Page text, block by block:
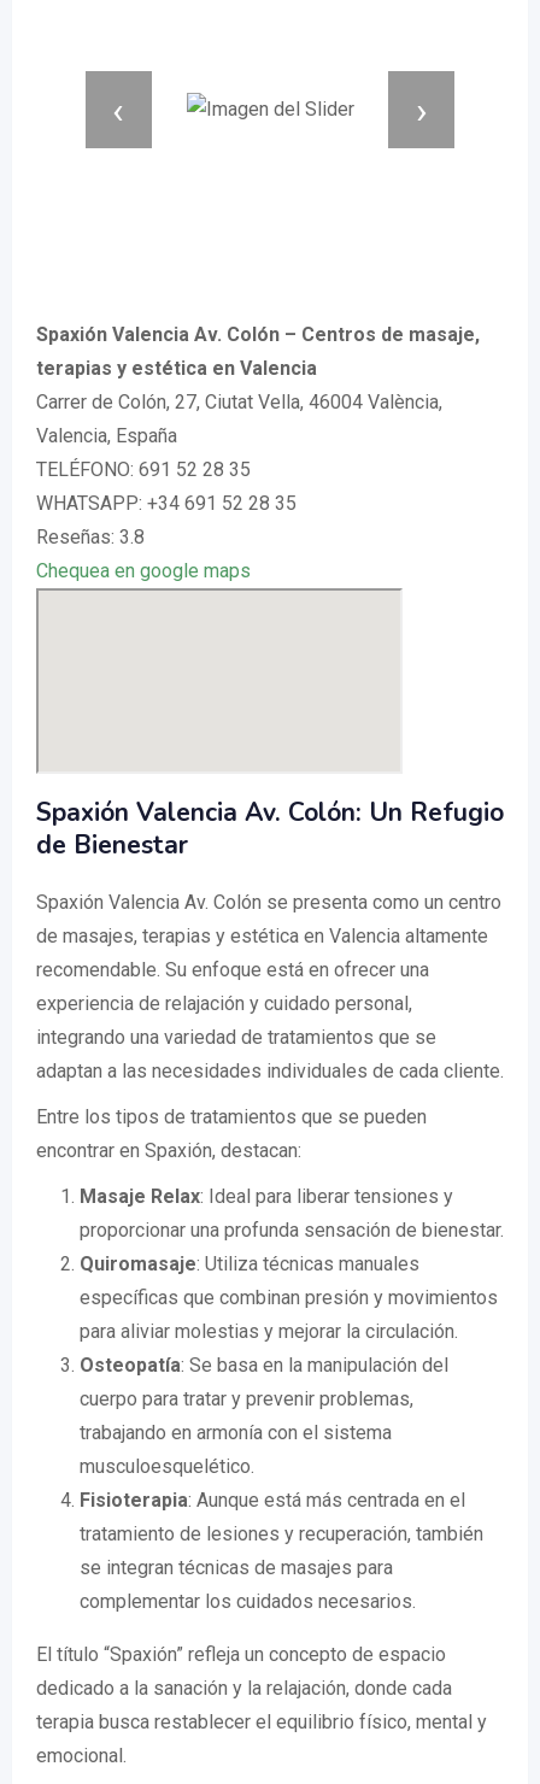
‹ ›
Spaxión Valencia Av. Colón – Centros de masaje,
terapias y estética en Valencia
Carrer de Colón, 27, Ciutat Vella, 46004 València,
Valencia, España
TELÉFONO: 691 52 28 35
WHATSAPP: +34 691 52 28 35
Reseñas: 3.8
Chequea en google maps
Spaxión Valencia Av. Colón: Un Refugio
de Bienestar
Spaxión Valencia Av. Colón se presenta como un centro
de masajes, terapias y estética en Valencia altamente
recomendable. Su enfoque está en ofrecer una
experiencia de relajación y cuidado personal,
integrando una variedad de tratamientos que se
adaptan a las necesidades individuales de cada cliente.
Entre los tipos de tratamientos que se pueden
encontrar en Spaxión, destacan:
Masaje Relax: Ideal para liberar tensiones y
proporcionar una profunda sensación de bienestar.
Quiromasaje: Utiliza técnicas manuales
específicas que combinan presión y movimientos
para aliviar molestias y mejorar la circulación.
Osteopatía: Se basa en la manipulación del
cuerpo para tratar y prevenir problemas,
trabajando en armonía con el sistema
musculoesquelético.
Fisioterapia: Aunque está más centrada en el
tratamiento de lesiones y recuperación, también
se integran técnicas de masajes para
complementar los cuidados necesarios.
El título “Spaxión” refleja un concepto de espacio
dedicado a la sanación y la relajación, donde cada
terapia busca restablecer el equilibrio físico, mental y
emocional.